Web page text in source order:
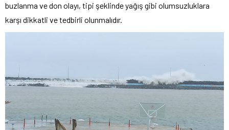
buzlanma ve don olayı, tipi şeklinde yağış gibi olumsuzluklara
karşı dikkatli ve tedbirli olunmalıdır.